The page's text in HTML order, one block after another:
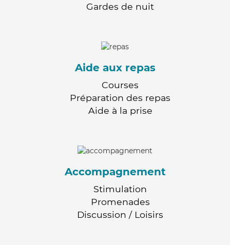
Gardes de nuit
Aide aux repas
Courses
Préparation des repas
Aide à la prise
Accompagnement
Stimulation
Promenades
Discussion / Loisirs